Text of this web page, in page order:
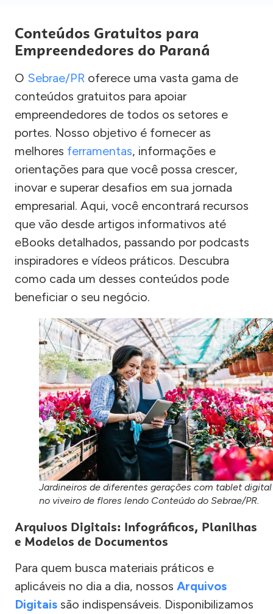
Conteúdos Gratuitos para
Empreendedores do Paraná
O Sebrae/PR oferece uma vasta gama de
conteúdos gratuitos para apoiar
empreendedores de todos os setores e
portes. Nosso objetivo é fornecer as
melhores ferramentas, informações e
orientações para que você possa crescer,
inovar e superar desafios em sua jornada
empresarial. Aqui, você encontrará recursos
que vão desde artigos informativos até
eBooks detalhados, passando por podcasts
inspiradores e vídeos práticos. Descubra
como cada um desses conteúdos pode
beneficiar o seu negócio.
Jardineiros de diferentes gerações com tablet digital
no viveiro de flores lendo Conteúdo do Sebrae/PR.
Arquivos Digitais: Infográficos, Planilhas
e Modelos de Documentos
Para quem busca materiais práticos e
aplicáveis no dia a dia, nossos Arquivos
Digitais são indispensáveis. Disponibilizamos